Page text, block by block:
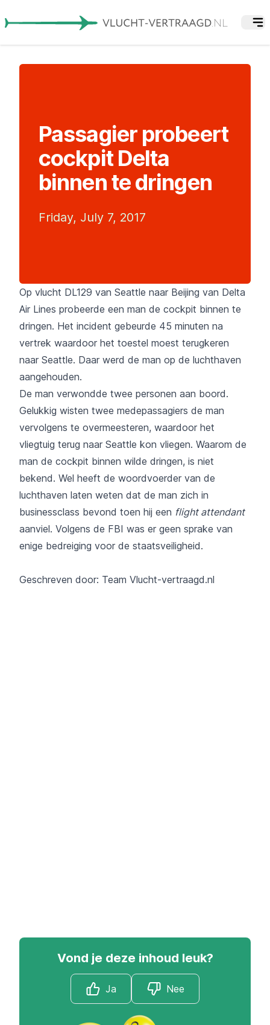
Passagier probeert
cockpit Delta
binnen te dringen
Friday, July 7, 2017
Op vlucht DL129 van Seattle naar Beijing van Delta
Air Lines probeerde een man de cockpit binnen te
dringen. Het incident gebeurde 45 minuten na
vertrek waardoor het toestel moest terugkeren
naar Seattle. Daar werd de man op de luchthaven
aangehouden.
De man verwondde twee personen aan boord.
Gelukkig wisten twee medepassagiers de man
vervolgens te overmeesteren, waardoor het
vliegtuig terug naar Seattle kon vliegen. Waarom de
man de cockpit binnen wilde dringen, is niet
bekend. Wel heeft de woordvoerder van de
luchthaven laten weten dat de man zich in
businessclass bevond toen hij een flight attendant
aanviel. Volgens de FBI was er geen sprake van
enige bedreiging voor de staatsveiligheid.
Geschreven door: Team Vlucht-vertraagd.nl
Vond je deze inhoud leuk?
Ja Nee